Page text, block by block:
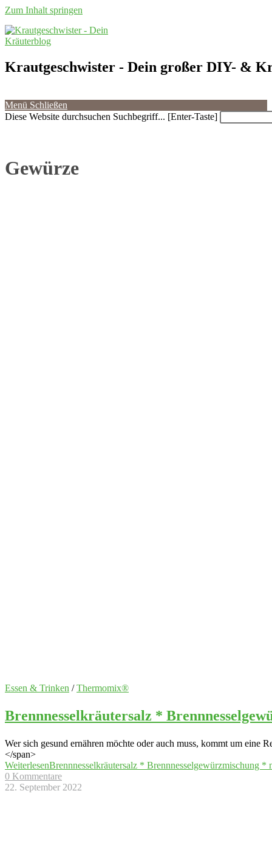
Zum Inhalt springen
Krautgeschwister - Dein großer DIY- &
Menü Schließen
Diese Website durchsuchen Suchbegriff... [Enter-Taste]
Gewürze
Essen & Trinken /Thermomix®
Brennnesselkräutersalz *
Wer sich gesund ernähren möchte oder auch muss, kommt um eine
</span>
WeiterlesenBrennnesselkräutersalz * Brennnesselgewürzmischung
0 Kommentare
22. September 2022